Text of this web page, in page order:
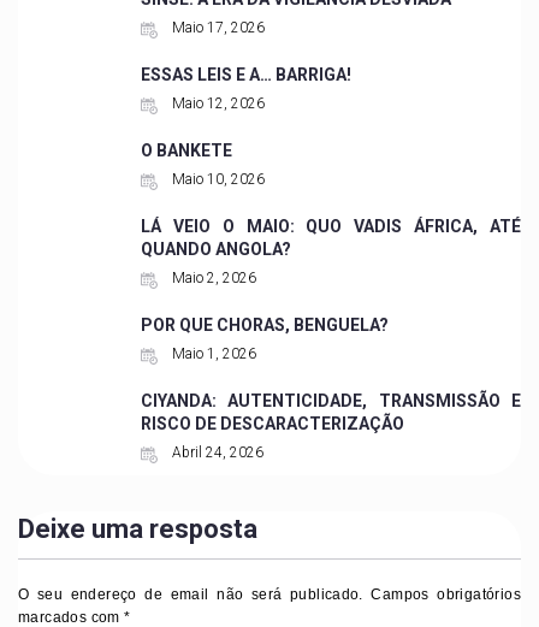
Maio 17, 2026
ESSAS LEIS E A… BARRIGA!
Maio 12, 2026
O BANKETE
Maio 10, 2026
LÁ VEIO O MAIO: QUO VADIS ÁFRICA, ATÉ
QUANDO ANGOLA?
Maio 2, 2026
POR QUE CHORAS, BENGUELA?
Maio 1, 2026
CIYANDA: AUTENTICIDADE, TRANSMISSÃO E
RISCO DE DESCARACTERIZAÇÃO
Abril 24, 2026
Deixe uma resposta
O seu endereço de email não será publicado. Campos obrigatórios
marcados com*